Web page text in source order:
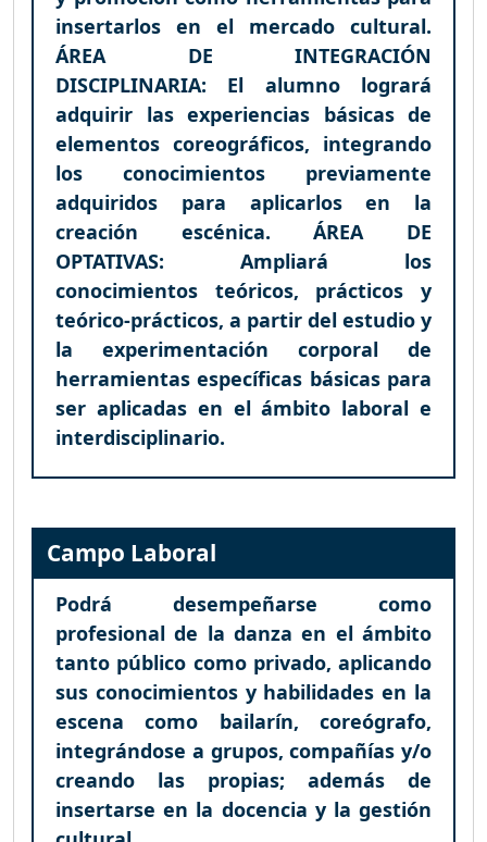
insertarlos en el mercado cultural.
ÁREA DE INTEGRACIÓN
DISCIPLINARIA: El alumno logrará
adquirir las experiencias básicas de
elementos coreográficos, integrando
los conocimientos previamente
adquiridos para aplicarlos en la
creación escénica. ÁREA DE
OPTATIVAS: Ampliará los
conocimientos teóricos, prácticos y
teórico-prácticos, a partir del estudio y
la experimentación corporal de
herramientas específicas básicas para
ser aplicadas en el ámbito laboral e
interdisciplinario.
Campo Laboral
Podrá desempeñarse como
profesional de la danza en el ámbito
tanto público como privado, aplicando
sus conocimientos y habilidades en la
escena como bailarín, coreógrafo,
integrándose a grupos, compañías y/o
creando las propias; además de
insertarse en la docencia y la gestión